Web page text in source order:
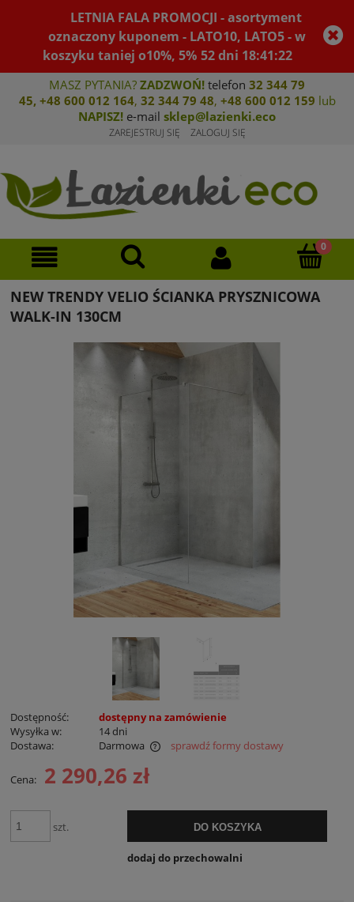
LETNIA FALA PROMOCJI - asortyment
oznaczony kuponem - LATO10, LATO5 - w
koszyku taniej o10%, 5% 52dni 18:41:22
MASZ PYTANIA? ZADZWOŃ! telefon 32 344 79
45, +48 600 012 164, 32 344 79 48, +48 600 012 159 lub
NAPISZ! e-mail sklep@lazienki.eco
ZAREJESTRUJ SIĘ ZALOGUJ SIĘ
NEW TRENDY VELIO ŚCIANKA PRYSZNICOWA
WALK-IN 130CM
Dostępność:
dostępny na zamówienie
Wysyłka w:
14 dni
Dostawa:
Darmowa
sprawdź formy dostawy
Cena: 2 290,26 zł
szt. DO KOSZYKA
dodaj do przechowalni